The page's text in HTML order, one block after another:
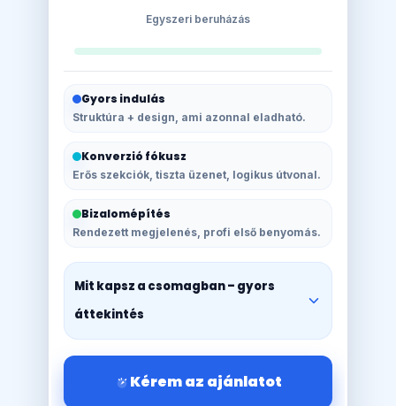
Egyszeri beruházás
Gyors indulás
Struktúra + design, ami azonnal eladható.
Konverzió fókusz
Erős szekciók, tiszta üzenet, logikus útvonal.
Bizalomépítés
Rendezett megjelenés, profi első benyomás.
Mit kapsz a csomagban – gyors
áttekintés
Kérem az ajánlatot